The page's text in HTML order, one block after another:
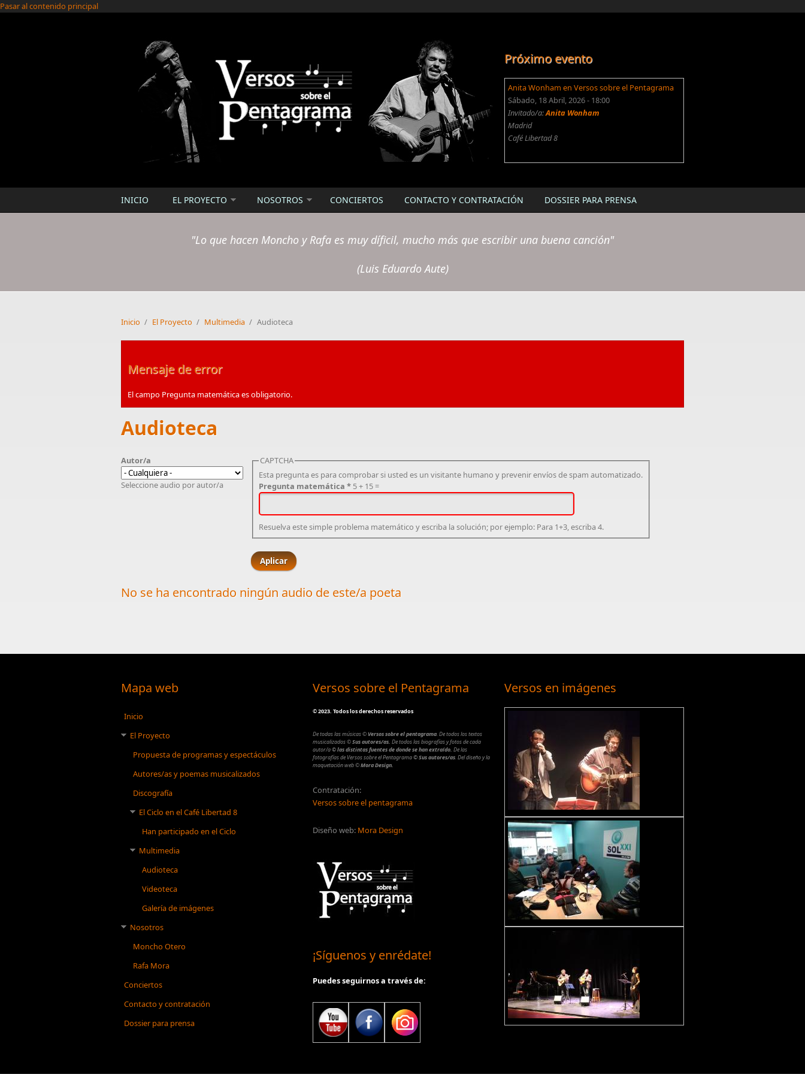
Pasar al contenido principal
Próximo evento
Anita Wonham en Versos sobre el Pentagrama
Sábado, 18 Abril, 2026 - 18:00
Invitado/a:Anita Wonham
Madrid
Café Libertad 8
INICIO EL PROYECTO NOSOTROS CONCIERTOS CONTACTO Y CONTRATACIÓN DOSSIER PARA PRENSA
"Lo que hacen Moncho y Rafa es muy díficil, mucho más que escribir una buena canción"
(Luis Eduardo Aute)
Inicio / El Proyecto / Multimedia / Audioteca
Mensaje de error
El campo Pregunta matemática es obligatorio.
Audioteca
Autor/a
Seleccione audio por autor/a
CAPTCHA
Esta pregunta es para comprobar si usted es un visitante humano y prevenir envíos de spam automatizado.
Pregunta matemática* 5 + 15 =
Resuelva este simple problema matemático y escriba la solución; por ejemplo: Para 1+3, escriba 4.
No se ha encontrado ningún audio de este/a poeta
Mapa web
Inicio
El Proyecto
Propuesta de programas y espectáculos
Autores/as y poemas musicalizados
Discografía
El Ciclo en el Café Libertad 8
Han participado en el Ciclo
Multimedia
Audioteca
Videoteca
Galería de imágenes
Nosotros
Moncho Otero
Rafa Mora
Conciertos
Contacto y contratación
Dossier para prensa
Versos sobre el Pentagrama
©2023. Todos los derechos reservados
De todas las músicas© Versos sobre el pentagrama. De todos los textos
musicalizados©Sus autores/as. De todos las biografías y fotos de cada
autor/a© las distintas fuentes de donde se han extraído. De las
fotografías de Versos sobre el Pentagrama© Sus autores/as. Del diseño y la
maquetación web©Mora Design.
Contratación:
Versos sobre el pentagrama
Diseño web: Mora Design
¡Síguenos y enrédate!
Puedes seguirnos a través de:
Versos en imágenes